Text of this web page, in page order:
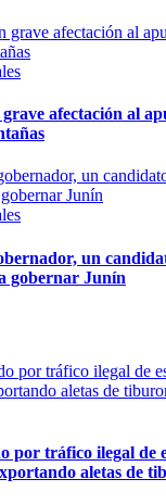
afectación al
un
gobernar Junín
por tráfico ilegal de
aletas de